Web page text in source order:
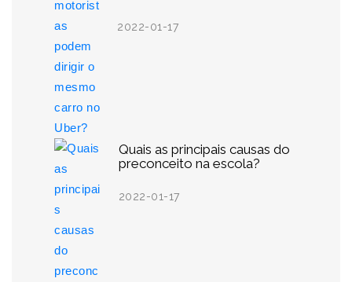
2022-01-17
Quais as principais causas do
preconceito na escola?
2022-01-17